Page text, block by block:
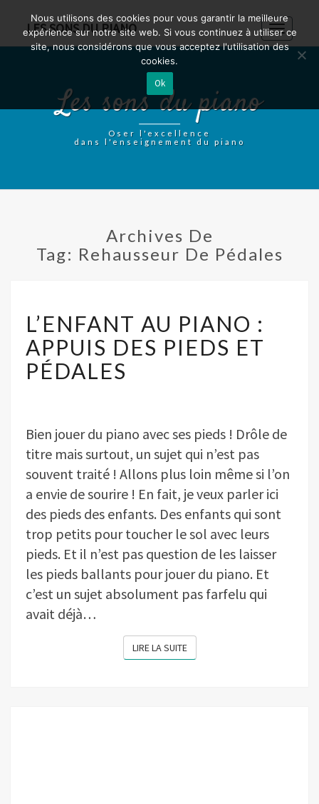
Toggle
LES SONS DU PIANO
Les sons du piano
Oser l'excellence
dans l'enseignement du piano
Archives De
Tag: Rehausseur De Pédales
PIANO
APPUIS
L’ENFANT AU PIANO :
APPUIS DES PIEDS ET
PÉDALES
Bien jouer du piano avec ses pieds ! Drôle de
titre mais surtout, un sujet qui n’est pas
souvent traité ! Allons plus loin même si l’on
a envie de sourire ! En fait, je veux parler ici
des pieds des enfants. Des enfants qui sont
trop petits pour toucher le sol avec leurs
pieds. Et il n’est pas question de les laisser
les pieds ballants pour jouer du piano. Et
c’est un sujet absolument pas farfelu qui
avait déjà…
LIRE LA SUITELIRE LA SUITE
Nous utilisons des cookies pour vous garantir la meilleure
expérience sur notre site web. Si vous continuez à utiliser ce
site, nous considérons que vous acceptez l'utilisation des
cookies.
Ok